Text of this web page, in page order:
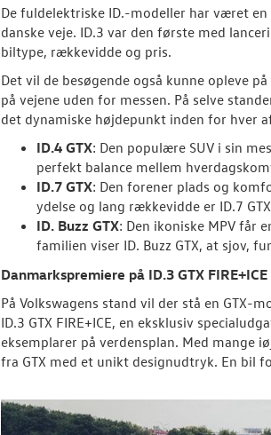
De fuldelektriske ID.-modeller har været
danske veje. ID.3 var den første med
biltype, rækkevidde og pris.
Det vil de besøgende også kunne opleve
på vejene uden for messen. På selve
det dynamiske højdepunkt inden for hver
ID.4 GTX: Den populære SUV i sin
perfekt balance mellem
ID.7 GTX: Den forener plads og
ydelse og lang rækkevidde er ID.7
ID. Buzz GTX: Den ikoniske MPV får
familien viser ID. Buzz GTX, at sjov,
Danmarkspremiere på ID.3 GTX
På Volkswagens stand vil der stå en GTX-
ID.3 GTX FIRE+ICE, en eksklusiv
eksemplarer på verdensplan. Med mange
fra GTX med et unikt designudtryk. En bil